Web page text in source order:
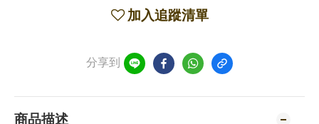
加入追蹤清單
分享到